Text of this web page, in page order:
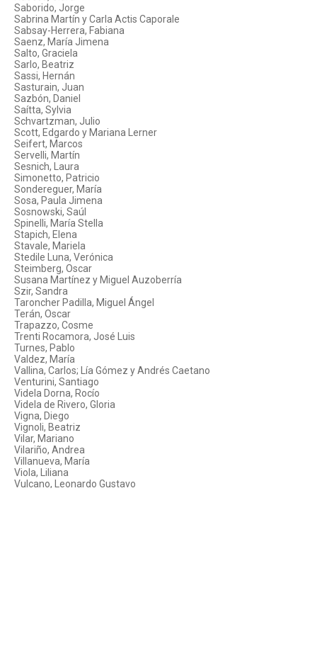
Saborido, Jorge
Sabrina Martín y Carla Actis Caporale
Sabsay-Herrera, Fabiana
Saenz, María Jimena
Salto, Graciela
Sarlo, Beatriz
Sassi, Hernán
Sasturain, Juan
Sazbón, Daniel
Saítta, Sylvia
Schvartzman, Julio
Scott, Edgardo y Mariana Lerner
Seifert, Marcos
Servelli, Martín
Sesnich, Laura
Simonetto, Patricio
Sondereguer, María
Sosa, Paula Jimena
Sosnowski, Saúl
Spinelli, María Stella
Stapich, Elena
Stavale, Mariela
Stedile Luna, Verónica
Steimberg, Oscar
Susana Martínez y Miguel Auzoberría
Szir, Sandra
Taroncher Padilla, Miguel Ángel
Terán, Oscar
Trapazzo, Cosme
Trenti Rocamora, José Luis
Turnes, Pablo
Valdez, María
Vallina, Carlos; Lía Gómez y Andrés Caetano
Venturini, Santiago
Videla Dorna, Rocío
Videla de Rivero, Gloria
Vigna, Diego
Vignoli, Beatriz
Vilar, Mariano
Vilariño, Andrea
Villanueva, María
Viola, Liliana
Vulcano, Leonardo Gustavo